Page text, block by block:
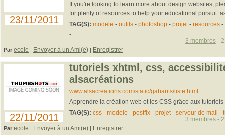
23/11/2011
If you're looking to learn more about design websites,
for plenty of resources to help your educational pursuit.
TAG(S): modele - outils- photoshop- projet- resources-
-
Par ecole | Envoyer à un Ami(e) | Enregistrer
3 membres-
22/11/2011
tutoriels xhtml, css,
alsacréations
www.alsacreations.com/static/gabarits/liste.html
Apprendre la création web et les CSS grâce aux tutoriels
TAG(S): css - modele - postfix- projet- serveur de mail -
Par ecole | Envoyer à un Ami(e) | Enregistrer
3 membres -